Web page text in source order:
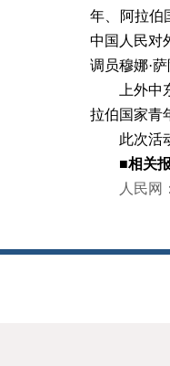
年、阿拉伯
中国人民对
调员穆娜·萨
上外
拉伯国家青
此次活
■相关
人民网